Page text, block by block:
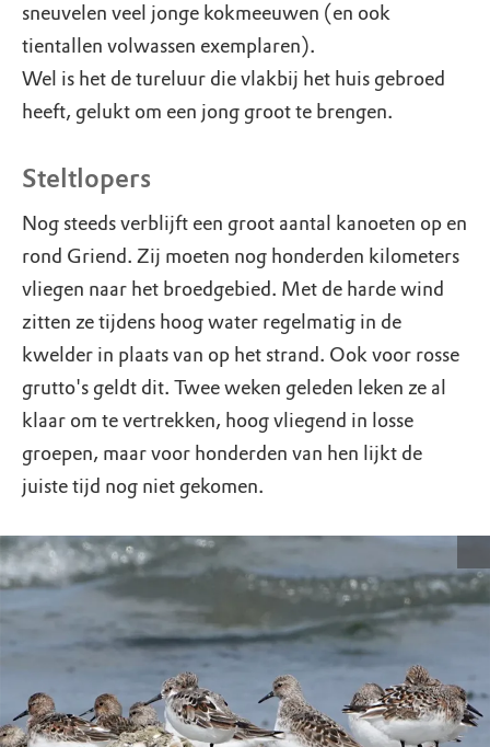
sneuvelen veel jonge kokmeeuwen (en ook
tientallen volwassen exemplaren).
Wel is het de tureluur die vlakbij het huis gebroed
heeft, gelukt om een jong groot te brengen.
Steltlopers
Nog steeds verblijft een groot aantal kanoeten op en
rond Griend. Zij moeten nog honderden kilometers
vliegen naar het broedgebied. Met de harde wind
zitten ze tijdens hoog water regelmatig in de
kwelder in plaats van op het strand. Ook voor rosse
grutto's geldt dit. Twee weken geleden leken ze al
klaar om te vertrekken, hoog vliegend in losse
groepen, maar voor honderden van hen lijkt de
juiste tijd nog niet gekomen.